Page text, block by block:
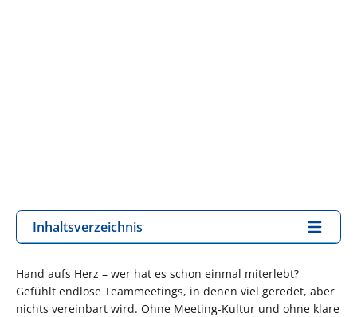
Inhaltsverzeichnis
Hand aufs Herz – wer hat es schon einmal miterlebt?
Gefühlt endlose Teammeetings, in denen viel geredet, aber
nichts vereinbart wird. Ohne Meeting-Kultur und ohne klare